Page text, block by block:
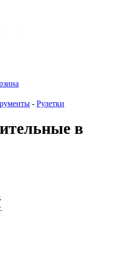
- Рулетки
в